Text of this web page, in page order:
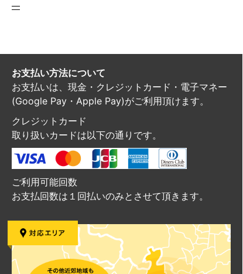
―
お支払い方法について
お支払いは、現金・クレジットカード・電子マネー
(Google Pay・Apple Pay)がご利用頂けます。
クレジットカード
取り扱いカードは以下の通りです。
ご利用可能回数
お支払回数は１回払いのみとさせて頂きます。